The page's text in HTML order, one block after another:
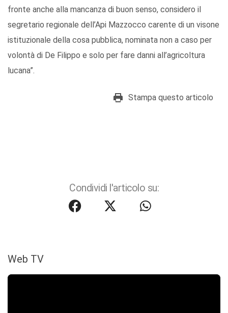
fronte anche alla mancanza di buon senso, considero il
segretario regionale dell’Api Mazzocco carente di un visone
istituzionale della cosa pubblica, nominata non a caso per
volontà di De Filippo e solo per fare danni all’agricoltura
lucana”.
Stampa questo articolo
Condividi l'articolo su:
Web TV